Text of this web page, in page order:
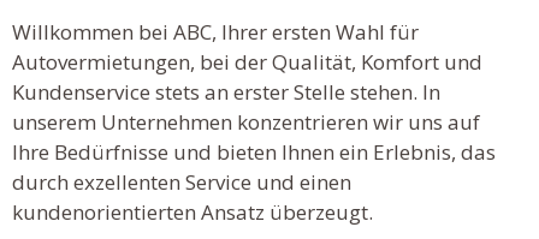
Willkommen bei ABC, Ihrer ersten Wahl für
Autovermietungen, bei der Qualität, Komfort und
Kundenservice stets an erster Stelle stehen. In
unserem Unternehmen konzentrieren wir uns auf
Ihre Bedürfnisse und bieten Ihnen ein Erlebnis, das
durch exzellenten Service und einen
kundenorientierten Ansatz überzeugt.